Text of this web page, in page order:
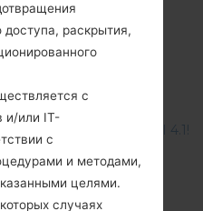
безопасности для
сейчас!
обновить свои
Android 12 и One UI 4.1!
04-14
доступа, раскрытия,
с
и/или IT-
с
и методами,
целями.
случаях